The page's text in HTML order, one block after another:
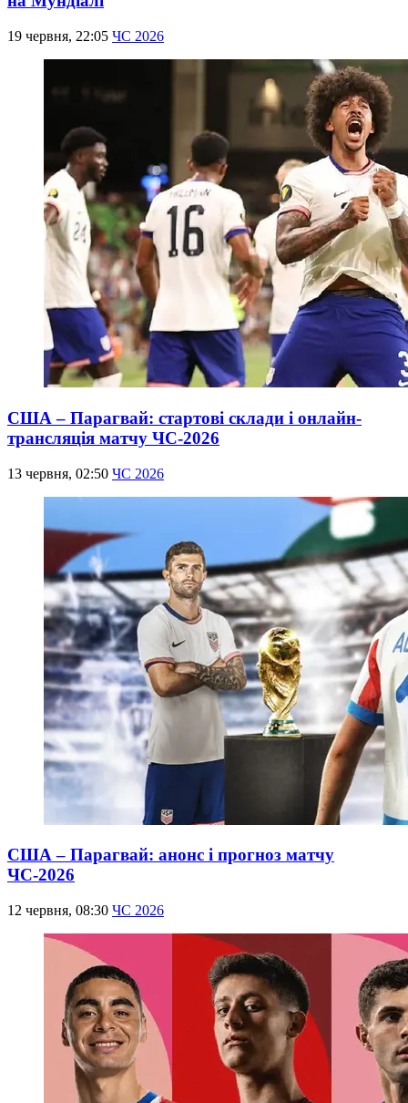
19 червня, 22:05 ЧС 2026
США – Парагвай: стартові склади і онлайн-
трансляція матчу ЧС-2026
13 червня, 02:50 ЧС 2026
США – Парагвай: анонс і прогноз матчу
ЧС-2026
12 червня, 08:30 ЧС 2026